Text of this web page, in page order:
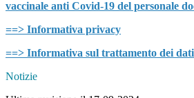
vaccinale anti Covid-19 del personale
==> Informativa privacy
==> Informativa sul trattamento dei
Notizie